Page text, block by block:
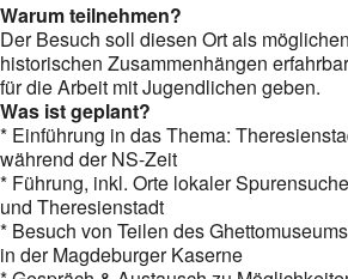
Warum teilnehmen?
Der Besuch soll diesen Ort als möglichen
historischen Zusammenhängen
für die Arbeit mit Jugendlichen geben.
Was ist geplant?
* Einführung in das Thema:
während der NS-Zeit
* Führung, inkl. Orte lokaler
und Theresienstadt
* Besuch von Teilen des
in der Magdeburger Kaserne